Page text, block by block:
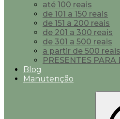
até 100 reais
de 101 a 150 reais
de 151 a 200 reais
de 201 a 300 reais
de 301 a 500 reais
a partir de 500 reais
PRESENTES
Blog
Manutenção